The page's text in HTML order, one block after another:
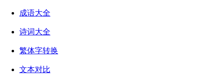
成语大全
诗词大全
繁体字转换
文本对比